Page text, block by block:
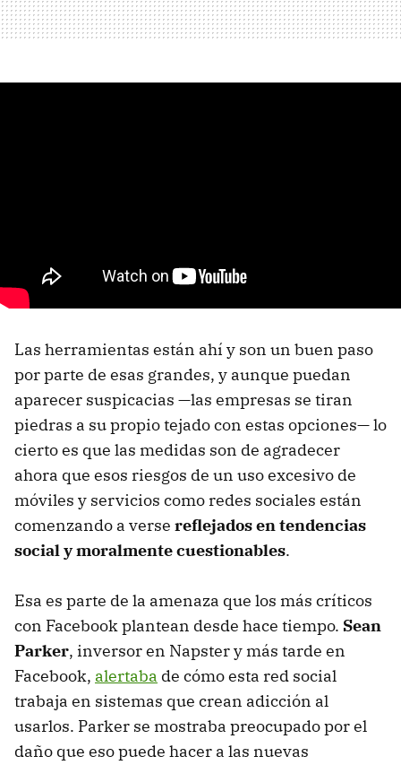
Las herramientas están ahí y son un buen paso
por parte de esas grandes, y aunque puedan
aparecer suspicacias —las empresas se tiran
piedras a su propio tejado con estas opciones— lo
cierto es que las medidas son de agradecer
ahora que esos riesgos de un uso excesivo de
móviles y servicios como redes sociales están
comenzando a verse reflejados en tendencias
social y moralmente cuestionables.
Esa es parte de la amenaza que los más críticos
con Facebook plantean desde hace tiempo. Sean
Parker, inversor en Napster y más tarde en
Facebook, alertaba de cómo esta red social
trabaja en sistemas que crean adicción al
usarlos. Parker se mostraba preocupado por el
daño que eso puede hacer a las nuevas